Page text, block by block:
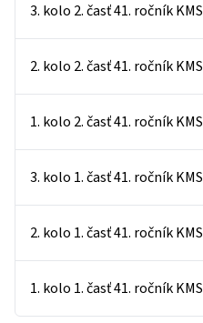
3. kolo 2. časť 41. ročník KMS
2. kolo 2. časť 41. ročník KMS
1. kolo 2. časť 41. ročník KMS
3. kolo 1. časť 41. ročník KMS
2. kolo 1. časť 41. ročník KMS
1. kolo 1. časť 41. ročník KMS